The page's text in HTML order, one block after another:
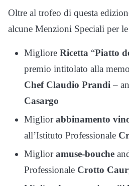
Oltre al trofeo di questa
alcune Menzioni Speciali per le
Migliore Ricetta “Piatto
premio intitolato alla
Chef Claudio Prandi –
Casargo
Migliorabbinamento
all’Istituto Professionale
Miglioramuse-bouche
Professionale Crotto